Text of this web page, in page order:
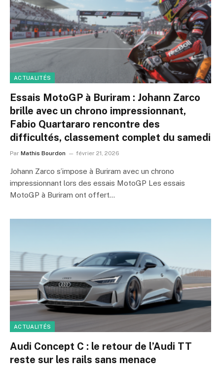
ACTUALITÉS
Essais MotoGP à Buriram : Johann Zarco
brille avec un chrono impressionnant,
Fabio Quartararo rencontre des
difficultés, classement complet du samedi
Par Mathis Bourdon février 21, 2026
Johann Zarco s’impose à Buriram avec un chrono
impressionnant lors des essais MotoGP Les essais
MotoGP à Buriram ont offert…
ACTUALITÉS
Audi Concept C : le retour de l’Audi TT
reste sur les rails sans menace